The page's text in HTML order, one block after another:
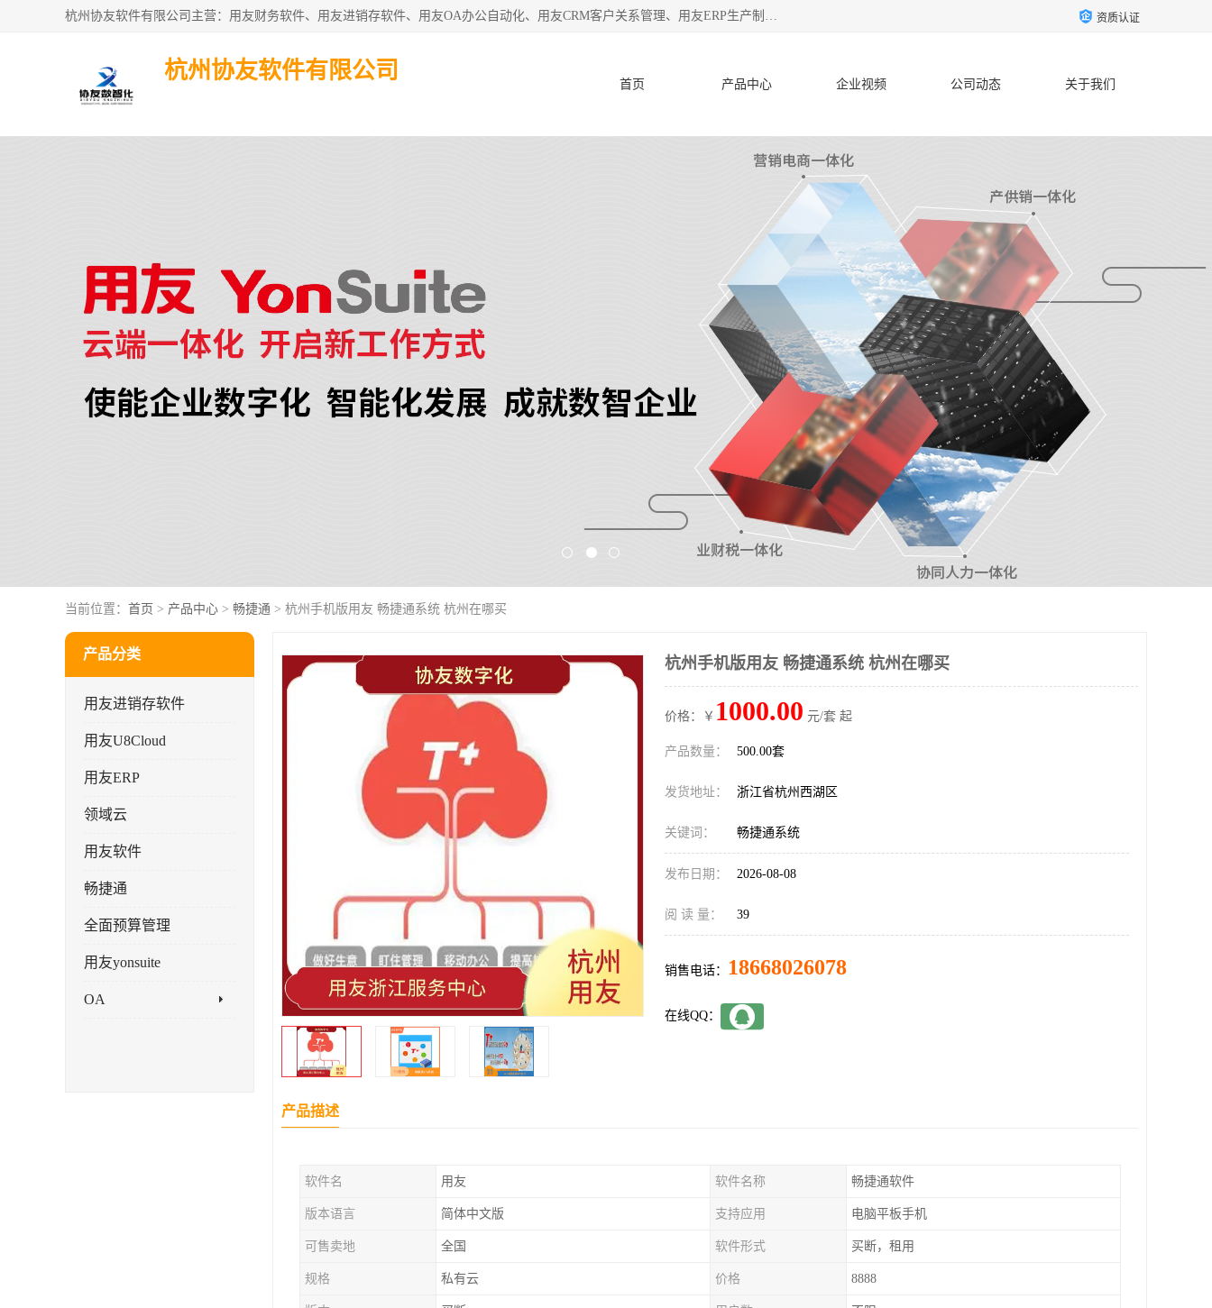
杭州协友软件有限公司主营：用友财务软件、用友进销存软件、用友OA办公自动化、用友CRM客户关系管理、用友ERP生产制造管理等;是一家用友管理软件咨询服务商。自创立至今，一直致力于为客户提供顾问式ERP管理解决方案务，为企业提供了财务管理、供应链和物流管理、生产制造管理、管理、知识与协同管理、客户关系管理等信息化建设领域的应用。 资质认证
杭州协友软件有限公司
首页 产品中心 企业视频 公司动态 关于我们
当前位置： 首页 > 产品中心 > 畅捷通 > 杭州手机版用友 畅捷通系统 杭州在哪买
产品分类
用友进销存软件
用友U8Cloud
用友ERP
领域云
用友软件
畅捷通
全面预算管理
用友yonsuite
OA
杭州手机版用友 畅捷通系统 杭州在哪买
价格：￥ 1000.00 元/套 起
产品数量： 500.00套
发货地址： 浙江省杭州西湖区
关键词： 畅捷通系统
发布日期： 2026-08-08
阅 读 量： 39
销售电话： 18668026078
在线QQ：
产品描述
软件名 用友 软件名称 畅捷通软件
版本语言 简体中文版 支持应用 电脑平板手机
可售卖地 全国 软件形式 买断，租用
规格 私有云 价格 8888